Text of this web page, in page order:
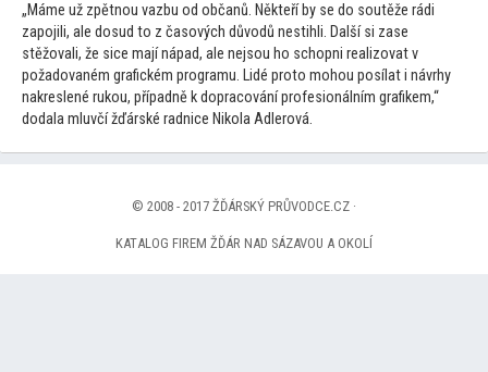
„Máme už zpětnou vazbu od občanů. Někteří by se do soutěže rádi
zapojili, ale dosud to z časových důvodů nestihli. Další si zase
stěžovali, že sice mají nápad, ale nejsou ho schopni realizovat v
požadovaném grafickém programu. Lidé proto mohou posílat i návrhy
nakreslené rukou, případně k dopracování profesionálním grafikem,“
dodala mluvčí žďárské radnice Nikola Adlerová.
© 2008 - 2017 ŽĎÁRSKÝ PRŮVODCE.CZ ·
KATALOG FIREM ŽĎÁR NAD SÁZAVOU A OKOLÍ